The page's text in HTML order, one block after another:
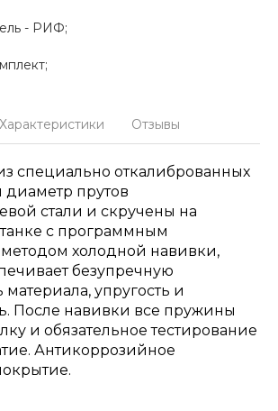
- РИФ;
Характеристики Отзывы
специально откалиброванных
прутов
стали и скручены на
с программным
холодной навивки,
безупречную
упругость и
После навивки все пружины
и обязательное тестирование
Антикоррозийное